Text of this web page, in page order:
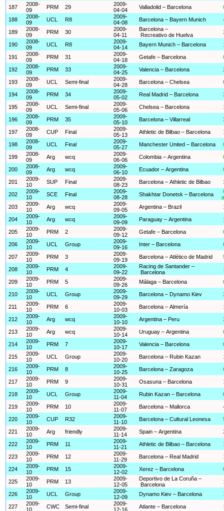
187
2008-
09
PRM 29
2009-
04-04
Valladolid – Barcelona
188
2008-
09
UCL R8
2009-
04-08
Barcelona – Bayern Munich
189
2008-
09
PRM 30
2009-
04-11
Barcelona –
Recreativo de Huelva
190
2008-
09
UCL R8
2009-
04-14
Bayern Munich – Barcelona
191
2008-
09
PRM 31
2009-
04-18
Getafe – Barcelona
192
2008-
09
PRM 33
2009-
04-25
Valencia – Barcelona
193
2008-
09
UCL Semi-final
2009-
04-28
Barcelona – Chelsea
194
2008-
09
PRM 34
2009-
05-02
Real Madrid – Barcelona
195
2008-
09
UCL Semi-final
2009-
05-06
Chelsea – Barcelona
196
2008-
09
PRM 35
2009-
05-10
Barcelona – Villarreal
197
2008-
09
CUP Final
2009-
05-13
Athletic de Bilbao – Barcelona
198
2008-
09
UCL Final
2009-
05-27
Manchester United – Barcelona
199
2008-
09
Arg wcq
2009-
06-06
Colombia – Argentina
200
2008-
09
Arg wcq
2009-
06-10
Ecuador – Argentina
201
2009-
10
SUP Final
2009-
08-23
Barcelona – Athletic de Bilbao
202
2009-
10
SCE Final
2009-
08-28
Shakhtar Donetsk – Barcelona
203
2009-
10
Arg wcq
2009-
09-05
Argentina – Brazil
204
2009-
10
Arg wcq
2009-
09-09
Paraguay – Argentina
205
2009-
10
PRM 2
2009-
09-12
Getafe – Barcelona
206
2009-
10
UCL Group
2009-
09-16
Inter – Barcelona
207
2009-
10
PRM 3
2009-
09-19
Barcelona – Atlético de Madrid
208
2009-
10
PRM 4
2009-
09-22
Racing de Santander –
Barcelona
209
2009-
10
PRM 5
2009-
09-26
Málaga – Barcelona
210
2009-
10
UCL Group
2009-
09-29
Barcelona – Dynamo Kiev
211
2009-
10
PRM 6
2009-
10-03
Barcelona – Almería
212
2009-
10
Arg wcq
2009-
10-10
Argentina – Peru
213
2009-
10
Arg wcq
2009-
10-14
Uruguay – Argentina
214
2009-
10
PRM 7
2009-
10-17
Valencia – Barcelona
215
2009-
10
UCL Group
2009-
10-20
Barcelona – Rubin Kazan
216
2009-
10
PRM 8
2009-
10-25
Barcelona – Zaragoza
217
2009-
10
PRM 9
2009-
10-31
Osasuna – Barcelona
218
2009-
10
UCL Group
2009-
11-04
Rubin Kazan – Barcelona
219
2009-
10
PRM 10
2009-
11-07
Barcelona – Mallorca
220
2009-
10
CUP R32
2009-
11-10
Barcelona – Cultural Leonesa
221
2009-
10
Arg friendly
2009-
11-14
Spain – Argentina
222
2009-
10
PRM 11
2009-
11-21
Athletic de Bilbao – Barcelona
223
2009-
10
PRM 12
2009-
11-29
Barcelona – Real Madrid
224
2009-
10
PRM 15
2009-
12-02
Xerez – Barcelona
225
2009-
10
PRM 13
2009-
12-05
Deportivo de La Coruña –
Barcelona
226
2009-
10
UCL Group
2009-
12-09
Dynamo Kiev – Barcelona
227
2009-
10
CWC Semi-final
2009-
12-16
Atlante – Barcelona